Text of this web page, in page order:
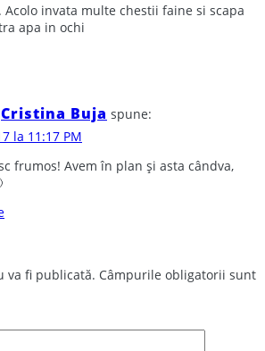
invata multe chestii faine si scapa
apa in ochi
Cristina Buja spune:
la 11:17 PM
frumos! Avem în plan și asta cândva,
va fi publicată. Câmpurile obligatorii sunt